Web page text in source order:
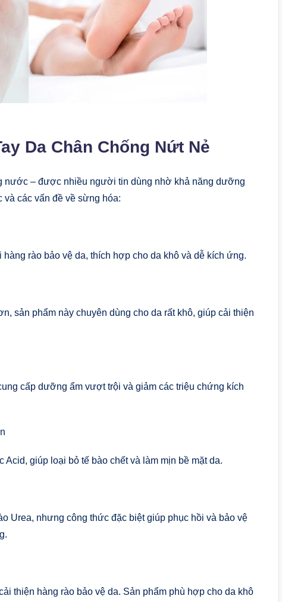
Da Chân Chống Nứt Nẻ
nước – được nhiều người tin dùng nhờ khả năng dưỡng
và các vấn đề về sừng hóa:
rào bảo vệ da, thích hợp cho da khô và dễ kích ứng.
sản phẩm này chuyên dùng cho da rất khô, giúp cải thiện
cấp dưỡng ẩm vượt trội và giảm các triệu chứng kích
giúp loại bỏ tế bào chết và làm mịn bề mặt da.
Urea, nhưng công thức đặc biệt giúp phục hồi và bảo vệ
thiện hàng rào bảo vệ da. Sản phẩm phù hợp cho da khô